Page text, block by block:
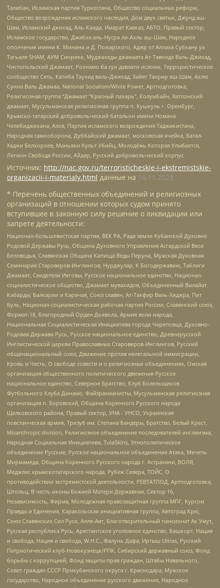
Талибан, Исламская партия Туркестана, Общество социальных реформ,
Общество возрождения исламского наследия, Дом двух святых, Джунд аш-
Шам, Исламский джихад, Аль-Каида, Имарат Кавказ, АБТО, Правый сектор,
Исламское государство, Джабха аль-Нусра ли-Ахль аш-Шам, Народное
ополчение имени К. Минина и Д. Пожарского, Аджр от Аллаха Субхану уа
Тагьаля SHAM, АУМ Синрике, Муджахеды джамаата Ат-Тавхида Валь-Джихад,
Чистопольский Джамаат, Рохнамо ба суи давлати исломи, Террористическое
сообщество Сеть, Катиба Таухид валь-Джихад, Хайят Тахрир аш-Шам, Ахлю
Сунна Валь Джамаа, National Socialism/White Power, Артподготовка,
Религиозная группа “Джамаат “Красный пахарь”, Колумбайн, Хатлонский
джамаат, Мусульманская религиозная группа п. Кушкуль г. Оренбург,
Крымско-татарский добровольческий батальон имени Номана
Челебиджихана, Азов, Партия исламского возрождения Таджикистана,
Народная самооборона, Дуббайский джамаат, московская ячейка, Батал-
Хаджи Белхороев, Маньяки Культ Убийц, Молодёжь Которая Улыбается,
Легион Свобода России, Айдар, Русский добровольческий корпус
Источник: http://nac.gov.ru/terroristicheskie-i-ekstremistskie-
organizacii-i-materialy.html данные на 16.11.2023
* Перечень общественных объединений и религиозных
организаций в отношении которых судом принято
вступившее в законную силу решение о ликвидации или
запрете деятельности:
Национал-большевистская партия, ВЕК РА, Рада земли Кубанской Духовно
Родовой Державы Русь, Община Духовного Управления Асгардской Веси
Беловодья, Славянская Община Капища Веды Перуна, Мужская Духовная
Семинария Староверов-Инглингов, Нурджулар, К Богодержавию, Таблиги
Джамаат, Свидетели Иеговы, Русское национальное единство, Национал-
социалистическое общество, Джамаат мувахидов, Объединенный Вилайат
Кабарды, Балкарии и Карачая, Союз славян, Ат-Такфир Валь-Хиджра, Пит
Буль, Национал-социалистическая рабочая партия России, Славянский союз,
Формат-18, Благородный Орден Дьявола, Армия воли народа,
Национальная Социалистическая Инициатива города Череповца, Духовно-
Родовая Держава Русь, Русское национальное единство, Древнерусской
Инглистической церкви Православных Староверов-Инглингов, Русский
общенациональный союз, Движение против нелегальной иммиграции,
Кровь и Честь, О свободе совести и о религиозных объединениях, Омская
организация общественного политического движения Русское
национальное единство, Северное Братство, Клуб Болельщиков
Футбольного Клуба Динамо, Файзрахманисты, Мусульманская религиозная
организация п. Боровский, Община Коренного Русского народа
Щелковского района, Правый сектор, УНА - УНСО, Украинская
повстанческая армия, Тризуб им. Степана Бандеры, Братство, Белый Крест,
Misanthropic division, Религиозное объединение последователей инглиизма,
Народная Социальная Инициатива, TulaSkins, Этнополитическое
объединение Русские, Русское национальное объединение Атака, Мечеть
Мирмамеда, Община Коренного Русского народа г. Астрахани, ВОЛЯ,
Меджлис крымскотатарского народа, Рубеж Севера, ТОЙС, О
противодействии экстремистской деятельности, РЕВТАТПОД, Артподготовка,
Штольц, В честь иконы Божией Матери Державная, Сектор 16,
Независимость, Фирма, Молодежная правозащитная группа МПГ, Курсом
Правды и Единения, Каракольская инициативная группа, Автоград Крю,
Союз Славянских Сил Руси, Алля-Аят, Благотворительный пансионат Ак Умут,
Русская республика Русь, Арестантское уголовное единство, Башкорт, Нация
и свобода, Нация и свобода, W.H.С., Фалунь Дафа, Иртыш Ultras, Русский
Патриотический клуб-Новокузнецк/РПК, Сибирский державный союз, Фонд
борьбы с коррупцией, Фонд защиты прав граждан, Штабы Навального,
Совет граждан СССР Прикубанского округа г. Краснодара, Мужское
государство, Народное объединение русского движения, Народное